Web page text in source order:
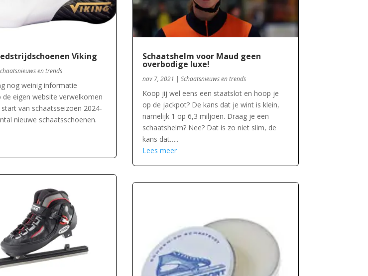
Viking
en trends
nog weinig informatie
eigen website verwelkomen
van schaatsseizoen 2024-
nieuwe schaatsschoenen.
Schaatshelm voor Maud geen
overbodige luxe!
nov 7, 2021 | Schaatsnieuws en trends
Koop jij wel eens een staatslot en hoop je
op de jackpot? De kans dat je wint is klein,
namelijk 1 op 6,3 miljoen. Draag je een
schaatshelm? Nee? Dat is zo niet slim, de
kans dat…..
Lees meer